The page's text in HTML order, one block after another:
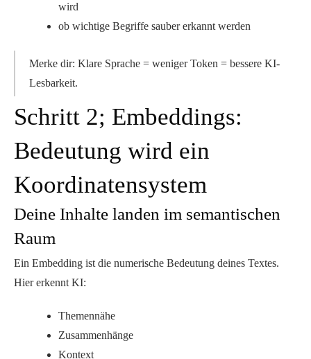
wird
ob wichtige Begriffe sauber erkannt werden
Merke dir: Klare Sprache = weniger Token = bessere KI-
Lesbarkeit.
Schritt 2; Embeddings:
Bedeutung wird ein
Koordinatensystem
Deine Inhalte landen im semantischen
Raum
Ein Embedding ist die numerische Bedeutung deines Textes.
Hier erkennt KI:
Themennähe
Zusammenhänge
Kontext